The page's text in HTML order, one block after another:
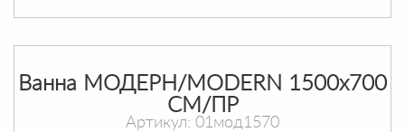
Ванна МОДЕРН/MODERN 1500х700
СМ/ПР
Артикул: 01мод1570